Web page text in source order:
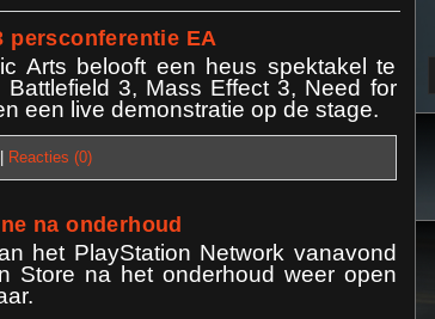
persconferentie EA
Arts belooft een heus spektakel te
3, Mass Effect 3, Need for
een live demonstratie op de stage.
Reacties (0)
na onderhoud
het PlayStation Network vanavond
Store na het onderhoud weer open